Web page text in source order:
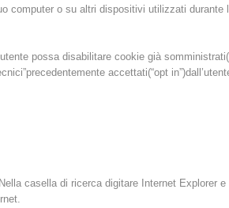
computer o su altri dispositivi utilizzati durante
possa disabilitare cookie già
accettati(“opt
casella di ricerca digitare Internet Explorer